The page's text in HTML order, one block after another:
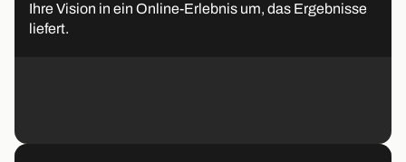
Ihre Vision in ein Online-Erlebnis um, das Ergebnisse
liefert.